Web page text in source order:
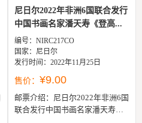
尼日尔2022年非洲6国联合发行
中国书画名家潘天寿《登高...
编号：NIRC217CO
国家：尼日尔
发行时间：2022年11月25日
售价： ¥9.00
邮票介绍： 尼日尔2022年非洲6国
联合发行中国书画名家潘天寿